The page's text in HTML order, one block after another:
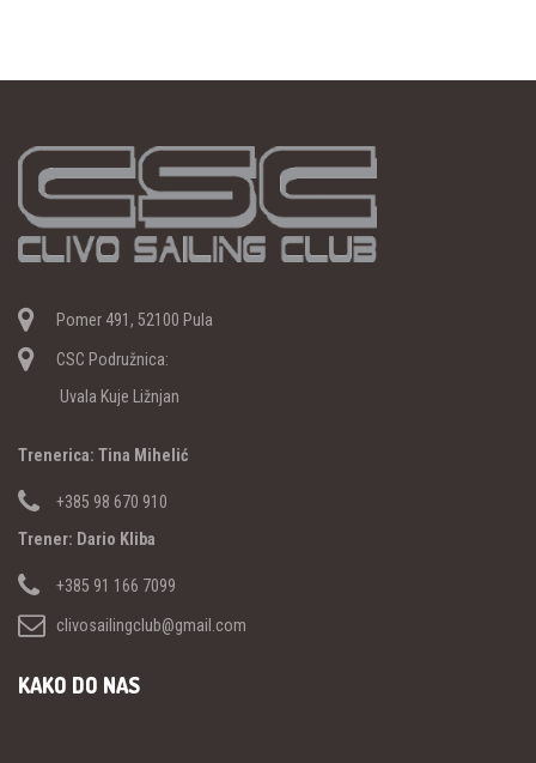
Pomer 491, 52100 Pula
CSC Podružnica:
Uvala Kuje Ližnjan
Trenerica: Tina Mihelić
+385 98 670 910
Trener: Dario Kliba
+385 91 166 7099
clivosailingclub@gmail.com
KAKO DO NAS